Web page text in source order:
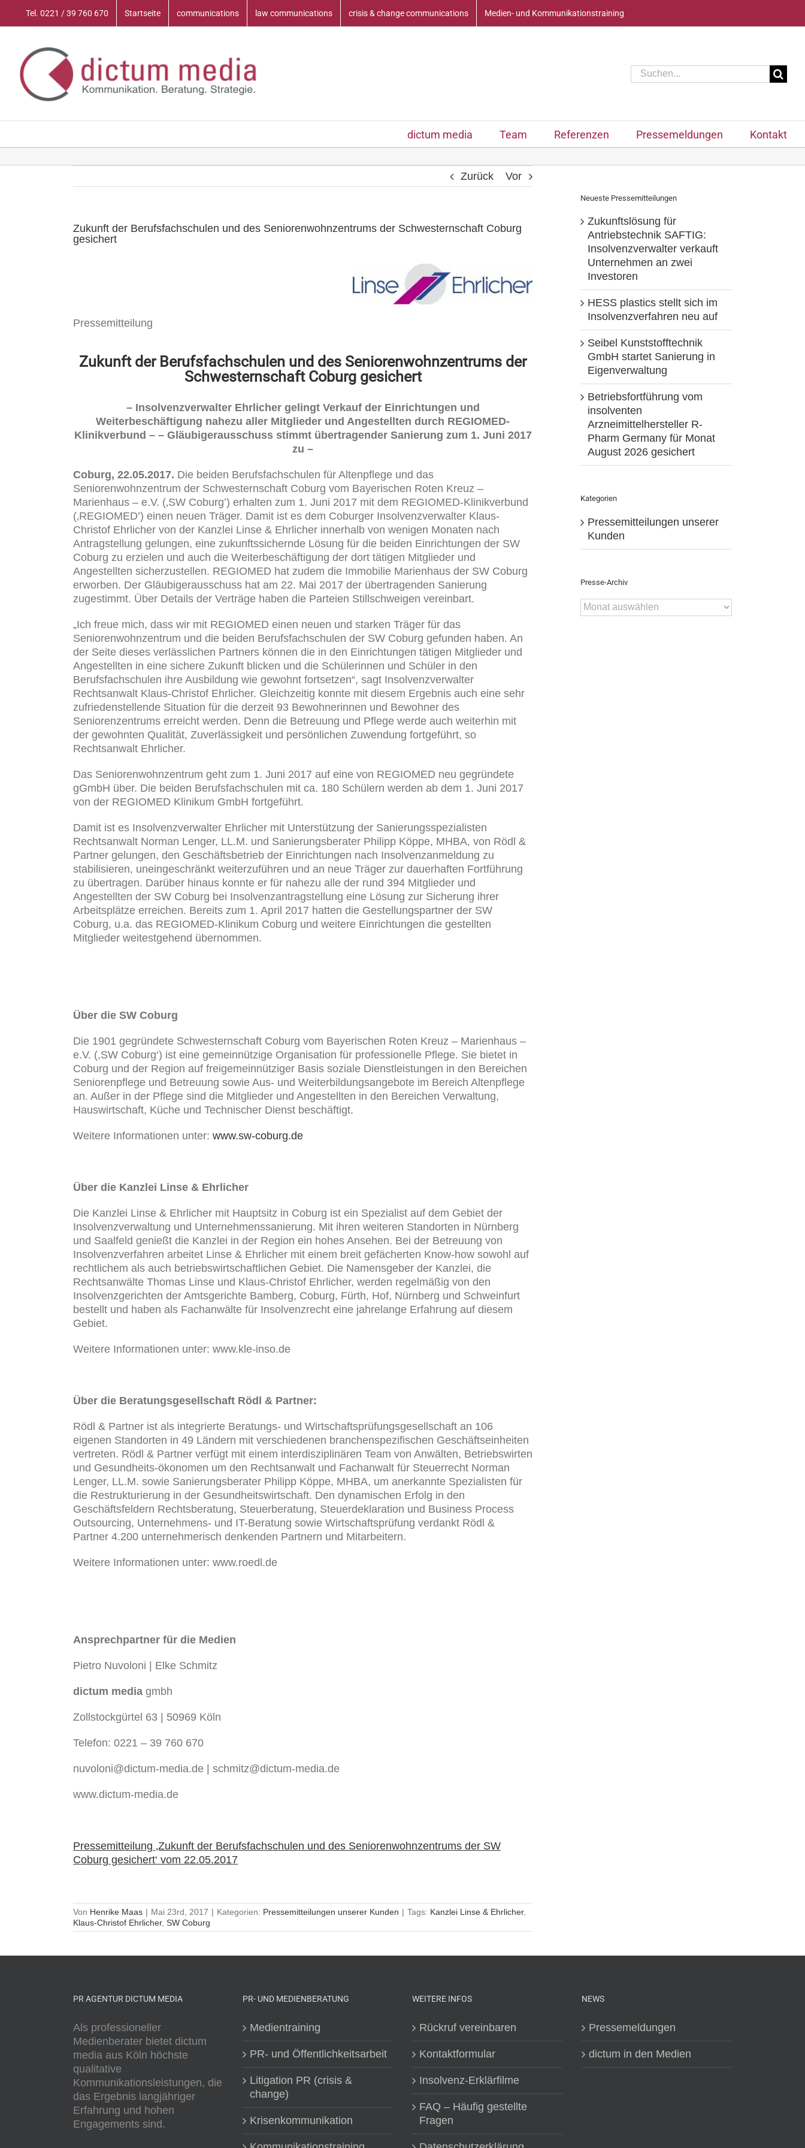
Tel. 0221 / 39 760 670 Startseite communications law communications crisis & change communications Medien- und Kommunikationstraining
Suche
nach:
dictum media Team Referenzen Pressemeldungen Kontakt
Zurück Vor
Zukunft der Berufsfachschulen und des Seniorenwohnzentrums der Schwesternschaft Coburg
gesichert
Pressemitteilung
Zukunft der Berufsfachschulen und des Seniorenwohnzentrums der
Schwesternschaft Coburg gesichert
– Insolvenzverwalter Ehrlicher gelingt Verkauf der Einrichtungen und
Weiterbeschäftigung nahezu aller Mitglieder und Angestellten durch REGIOMED-
Klinikverbund – – Gläubigerausschuss stimmt übertragender Sanierung zum 1. Juni 2017
zu –
Coburg, 22.05.2017. Die beiden Berufsfachschulen für Altenpflege und das
Seniorenwohnzentrum der Schwesternschaft Coburg vom Bayerischen Roten Kreuz –
Marienhaus – e.V. (‚SW Coburg’) erhalten zum 1. Juni 2017 mit dem REGIOMED-Klinikverbund
(‚REGIOMED’) einen neuen Träger. Damit ist es dem Coburger Insolvenzverwalter Klaus-
Christof Ehrlicher von der Kanzlei Linse & Ehrlicher innerhalb von wenigen Monaten nach
Antragstellung gelungen, eine zukunftssichernde Lösung für die beiden Einrichtungen der SW
Coburg zu erzielen und auch die Weiterbeschäftigung der dort tätigen Mitglieder und
Angestellten sicherzustellen. REGIOMED hat zudem die Immobilie Marienhaus der SW Coburg
erworben. Der Gläubigerausschuss hat am 22. Mai 2017 der übertragenden Sanierung
zugestimmt. Über Details der Verträge haben die Parteien Stillschweigen vereinbart.
„Ich freue mich, dass wir mit REGIOMED einen neuen und starken Träger für das
Seniorenwohnzentrum und die beiden Berufsfachschulen der SW Coburg gefunden haben. An
der Seite dieses verlässlichen Partners können die in den Einrichtungen tätigen Mitglieder und
Angestellten in eine sichere Zukunft blicken und die Schülerinnen und Schüler in den
Berufsfachschulen ihre Ausbildung wie gewohnt fortsetzen“, sagt Insolvenzverwalter
Rechtsanwalt Klaus-Christof Ehrlicher. Gleichzeitig konnte mit diesem Ergebnis auch eine sehr
zufriedenstellende Situation für die derzeit 93 Bewohnerinnen und Bewohner des
Seniorenzentrums erreicht werden. Denn die Betreuung und Pflege werde auch weiterhin mit
der gewohnten Qualität, Zuverlässigkeit und persönlichen Zuwendung fortgeführt, so
Rechtsanwalt Ehrlicher.
Das Seniorenwohnzentrum geht zum 1. Juni 2017 auf eine von REGIOMED neu gegründete
gGmbH über. Die beiden Berufsfachschulen mit ca. 180 Schülern werden ab dem 1. Juni 2017
von der REGIOMED Klinikum GmbH fortgeführt.
Damit ist es Insolvenzverwalter Ehrlicher mit Unterstützung der Sanierungsspezialisten
Rechtsanwalt Norman Lenger, LL.M. und Sanierungsberater Philipp Köppe, MHBA, von Rödl &
Partner gelungen, den Geschäftsbetrieb der Einrichtungen nach Insolvenzanmeldung zu
stabilisieren, uneingeschränkt weiterzuführen und an neue Träger zur dauerhaften Fortführung
zu übertragen. Darüber hinaus konnte er für nahezu alle der rund 394 Mitglieder und
Angestellten der SW Coburg bei Insolvenzantragstellung eine Lösung zur Sicherung ihrer
Arbeitsplätze erreichen. Bereits zum 1. April 2017 hatten die Gestellungspartner der SW
Coburg, u.a. das REGIOMED-Klinikum Coburg und weitere Einrichtungen die gestellten
Mitglieder weitestgehend übernommen.
Über die SW Coburg
Die 1901 gegründete Schwesternschaft Coburg vom Bayerischen Roten Kreuz – Marienhaus –
e.V. (,SW Coburg‘) ist eine gemeinnützige Organisation für professionelle Pflege. Sie bietet in
Coburg und der Region auf freigemeinnütziger Basis soziale Dienstleistungen in den Bereichen
Seniorenpflege und Betreuung sowie Aus- und Weiterbildungsangebote im Bereich Altenpflege
an. Außer in der Pflege sind die Mitglieder und Angestellten in den Bereichen Verwaltung,
Hauswirtschaft, Küche und Technischer Dienst beschäftigt.
Weitere Informationen unter: www.sw-coburg.de
Über die Kanzlei Linse & Ehrlicher
Die Kanzlei Linse & Ehrlicher mit Hauptsitz in Coburg ist ein Spezialist auf dem Gebiet der
Insolvenzverwaltung und Unternehmenssanierung. Mit ihren weiteren Standorten in Nürnberg
und Saalfeld genießt die Kanzlei in der Region ein hohes Ansehen. Bei der Betreuung von
Insolvenzverfahren arbeitet Linse & Ehrlicher mit einem breit gefächerten Know-how sowohl auf
rechtlichem als auch betriebswirtschaftlichen Gebiet. Die Namensgeber der Kanzlei, die
Rechtsanwälte Thomas Linse und Klaus-Christof Ehrlicher, werden regelmäßig von den
Insolvenzgerichten der Amtsgerichte Bamberg, Coburg, Fürth, Hof, Nürnberg und Schweinfurt
bestellt und haben als Fachanwälte für Insolvenzrecht eine jahrelange Erfahrung auf diesem
Gebiet.
Weitere Informationen unter: www.kle-inso.de
Über die Beratungsgesellschaft Rödl & Partner:
Rödl & Partner ist als integrierte Beratungs- und Wirtschaftsprüfungsgesellschaft an 106
eigenen Standorten in 49 Ländern mit verschiedenen branchenspezifischen Geschäftseinheiten
vertreten. Rödl & Partner verfügt mit einem interdisziplinären Team von Anwälten, Betriebswirten
und Gesundheits-ökonomen um den Rechtsanwalt und Fachanwalt für Steuerrecht Norman
Lenger, LL.M. sowie Sanierungsberater Philipp Köppe, MHBA, um anerkannte Spezialisten für
die Restrukturierung in der Gesundheitswirtschaft. Den dynamischen Erfolg in den
Geschäftsfeldern Rechtsberatung, Steuerberatung, Steuerdeklaration und Business Process
Outsourcing, Unternehmens- und IT-Beratung sowie Wirtschaftsprüfung verdankt Rödl &
Partner 4.200 unternehmerisch denkenden Partnern und Mitarbeitern.
Weitere Informationen unter: www.roedl.de
Ansprechpartner für die Medien
Pietro Nuvoloni | Elke Schmitz
dictum media gmbh
Zollstockgürtel 63 | 50969 Köln
Telefon: 0221 – 39 760 670
nuvoloni@dictum-media.de | schmitz@dictum-media.de
www.dictum-media.de
Pressemitteilung ‚Zukunft der Berufsfachschulen und des Seniorenwohnzentrums der SW
Coburg gesichert‘ vom 22.05.2017
Von Henrike Maas | Mai 23rd, 2017 | Kategorien: Pressemitteilungen unserer Kunden | Tags: Kanzlei Linse & Ehrlicher,
Klaus-Christof Ehrlicher, SW Coburg
Neueste Pressemitteilungen
Zukunftslösung für
Antriebstechnik SAFTIG:
Insolvenzverwalter verkauft
Unternehmen an zwei
Investoren
HESS plastics stellt sich im
Insolvenzverfahren neu auf
Seibel Kunststofftechnik
GmbH startet Sanierung in
Eigenverwaltung
Betriebsfortführung vom
insolventen
Arzneimittelhersteller R-
Pharm Germany für Monat
August 2026 gesichert
Kategorien
Pressemitteilungen unserer
Kunden
Presse-Archiv
Presse-
Archiv
PR AGENTUR DICTUM MEDIA
Als professioneller
Medienberater bietet dictum
media aus Köln höchste
qualitative
Kommunikationsleistungen, die
das Ergebnis langjähriger
Erfahrung und hohen
Engagements sind.
PR- UND MEDIENBERATUNG
Medientraining
PR- und Öffentlichkeitsarbeit
Litigation PR (crisis &
change)
Krisenkommunikation
WEITERE INFOS
Rückruf vereinbaren
Kontaktformular
Insolvenz-Erklärfilme
FAQ – Häufig gestellte
Fragen
NEWS
Pressemeldungen
dictum in den Medien